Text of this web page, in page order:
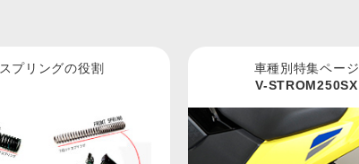
スプリングの役割
車種別特集ページ
V-STROM250SX